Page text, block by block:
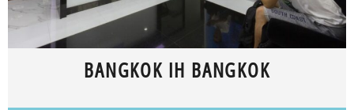
BANGKOK IH BANGKOK